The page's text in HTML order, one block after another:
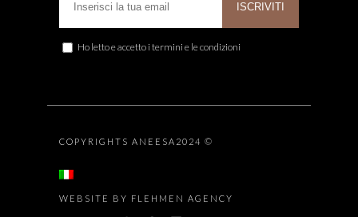
Ho letto e accetto i termini e le condizioni
COPYRIGHTS ANEESA2024 ©
WEBSITE BY FLEHMEN AGENCY